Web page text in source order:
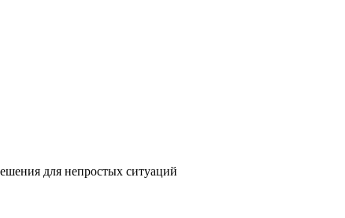
для непростых ситуаций